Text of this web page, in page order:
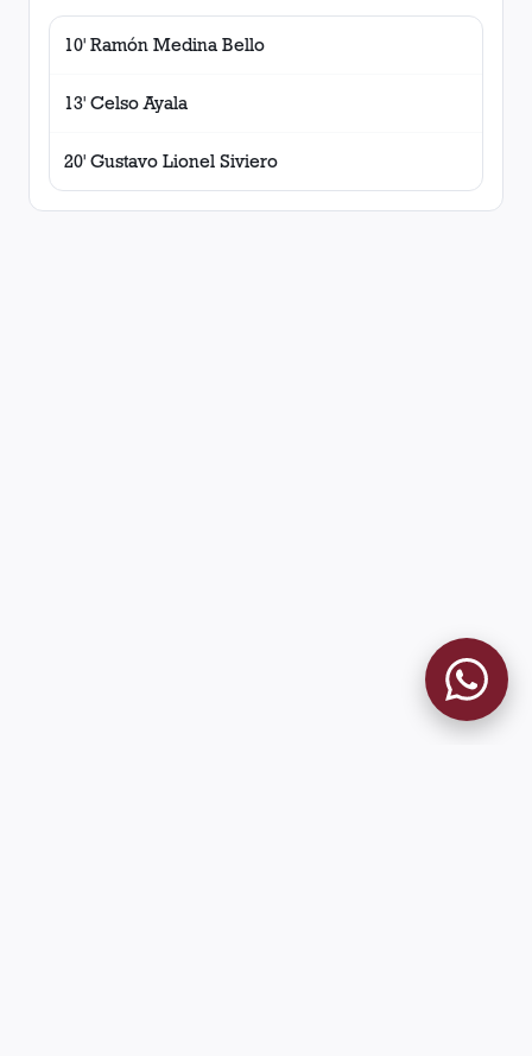
10' Ramón Medina Bello
13' Celso Ayala
20' Gustavo Lionel Siviero